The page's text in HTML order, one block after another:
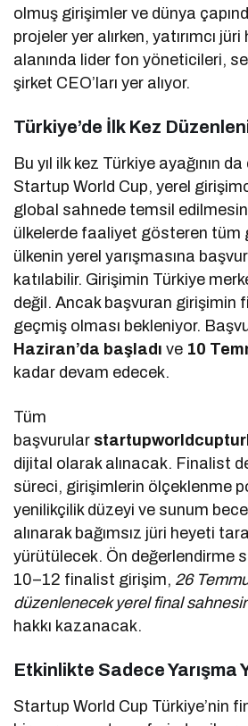
olmuş girişimler ve dünya
projeler yer alırken, yatırımcı
alanında lider fon yöneticileri,
şirket CEO’ları yer alıyor.
Türkiye’de İlk Kez
Bu yıl ilk kez Türkiye ayağının
Startup World Cup, yerel
global sahnede temsil
ülkelerde faaliyet gösteren tüm
ülkenin yerel yarışmasına
katılabilir. Girişimin Türkiye
değil. Ancak başvuran girişimin
geçmiş olması bekleniyor.
Haziran’da başladı ve 10
kadar devam edecek.
Tüm
başvurular
dijital olarak alınacak. Finalist
süreci, girişimlerin ölçeklenme
yenilikçilik düzeyi ve sunum
alınarak bağımsız jüri heyeti
yürütülecek. Ön değerlendirme
10–12 finalist girişim, 26
düzenlenecek yerel final
hakkı kazanacak.
Etkinlikte Sadece Yarışma
Startup World Cup Türkiye’nin